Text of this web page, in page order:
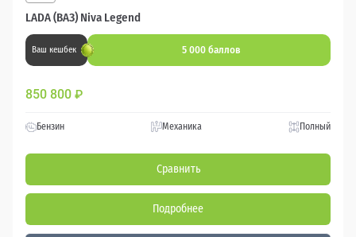
LADA (ВАЗ) Niva Legend
Ваш кешбек 5 000 баллов
850 800 ₽
Бензин Механика Полный
Сравнить
Подробнее